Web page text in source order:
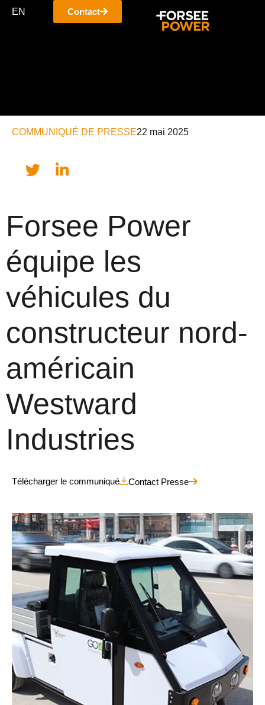
EN Contact
COMMUNIQUÉ DE PRESSE22 mai 2025
Forsee Power
équipe les
véhicules du
constructeur nord-
américain
Westward
Industries
Télécharger le communiqué Contact Presse